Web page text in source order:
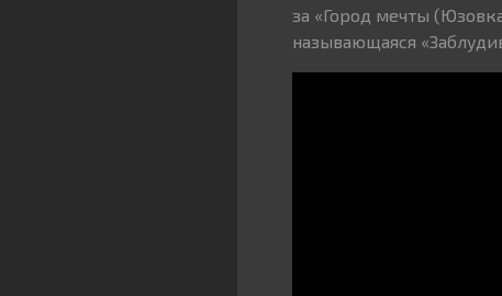
за «Город мечты
называющаяся